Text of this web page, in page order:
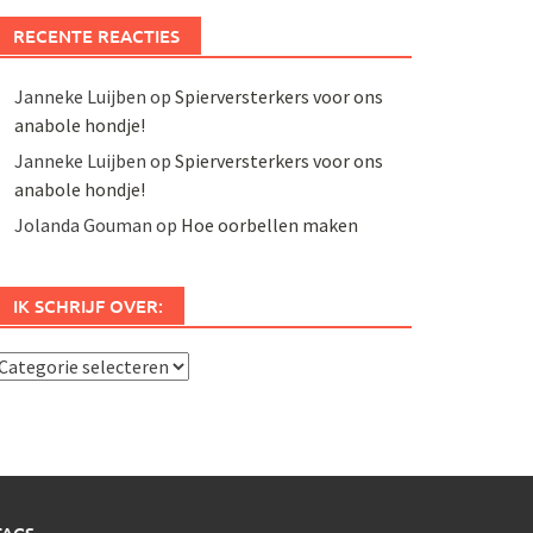
RECENTE REACTIES
Janneke Luijben op Spierversterkers voor ons
anabole hondje!
Janneke Luijben op Spierversterkers voor ons
anabole hondje!
Jolanda Gouman op Hoe oorbellen maken
IK SCHRIJF OVER: